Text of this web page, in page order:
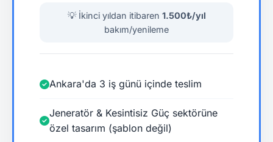
💡 İkinci yıldan itibaren 1.500₺/yıl
bakım/yenileme
Ankara'da 3 iş günü içinde teslim
Jeneratör & Kesintisiz Güç sektörüne
özel tasarım (şablon değil)